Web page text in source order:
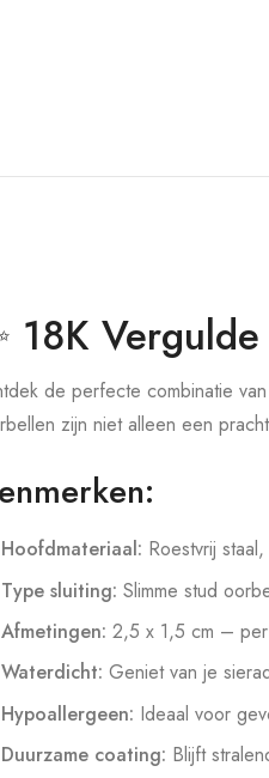
18K
de perfecte combinatie
zijn niet alleen een
Hoofdmateriaal: Roestvrij
Type sluiting: Slimme stud
Afmetingen: 2,5 x 1,5 cm –
Waterdicht: Geniet van je
Hypoallergeen: Ideaal voor
Duurzame coating: Blijft